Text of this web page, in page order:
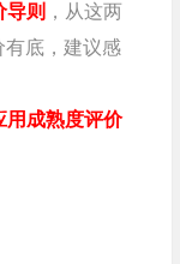
导则 ，从这两
有底，建议感
用成熟度评价